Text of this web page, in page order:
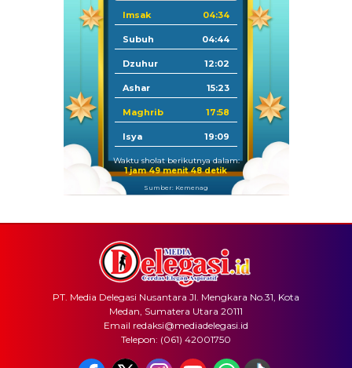
Imsak 04:34
Subuh 04:44
Dzuhur 12:02
Ashar 15:23
Maghrib 17:58
Isya 19:09
Waktu sholat berikutnya dalam:
1 jam 49 menit 48 detik
Sumber: Kemenag
PT. Media Delegasi Nusantara Jl. Mengkara No.31, Kota
Medan, Sumatera Utara 20111
Email redaksi@mediadelegasi.id
Telepon: (061) 42001750